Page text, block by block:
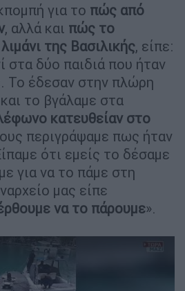
για το πώς από
, αλλά και πώς το
της Βασιλικής, είπε:
στα δύο παιδιά που ήταν
Το έδεσαν στην πλώρη
το βγάλαμε στα
κατευθείαν στο
περιγράψαμε πως ήταν
ότι εμείς το δέσαμε
για να το πάμε στη
μας είπε
να το πάρουμε».